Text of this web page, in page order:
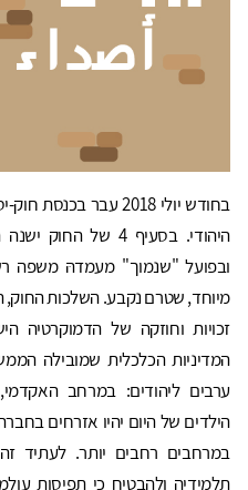
בחודש יולי 2018 עבר
היהודי. בסעיף 4
ובפועל "שנמוך" מעמדהּ משפה
מיוחד, שטרם נקבע. השלכות החוק,
זכויות וחוזקה של הדמוקרטיה
המדיניות הכלכלית שמובילה
ערבים ליהודים: במרחב
הילדים של היום יהיו אזרחים
במרחבים רחבים יותר. לעתיד
תלמידיה ולהבטיח כי תפיסות